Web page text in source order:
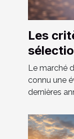
Les
VTC
Le marché
connu une
dernières